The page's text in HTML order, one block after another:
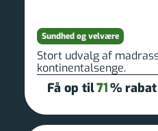
Sundhed og velvære
Stort udvalg af
kontinentalsenge.
Få op til71% rabat